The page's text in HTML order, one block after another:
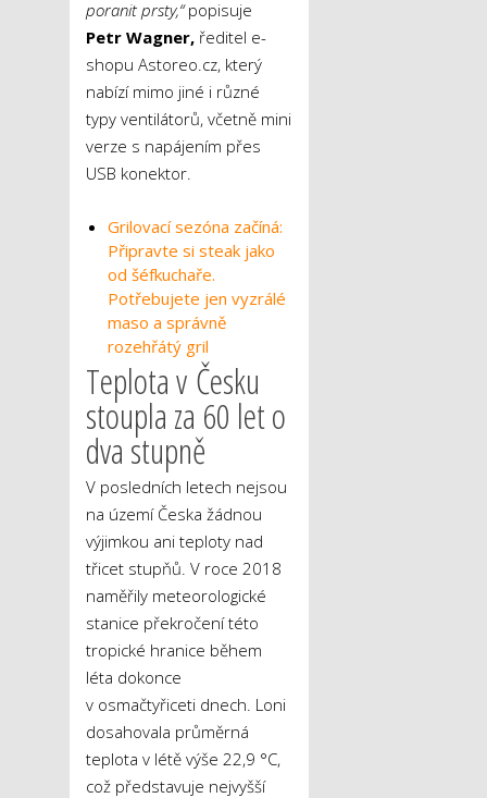
poranit prsty,“popisuje
Petr Wagner, ředitel e-
shopu Astoreo.cz, který
nabízí mimo jiné i různé
typy ventilátorů, včetně mini
verze s napájením přes
USB konektor.
Grilovací sezóna začíná:
Připravte si steak jako
od šéfkuchaře.
Potřebujete jen vyzrálé
maso a správně
rozehřátý gril
Teplota v Česku
stoupla za 60 let o
dva stupně
V posledních letech nejsou
na území Česka žádnou
výjimkou ani teploty nad
třicet stupňů. V roce 2018
naměřily meteorologické
stanice překročení této
tropické hranice během
léta dokonce
v osmačtyřiceti dnech. Loni
dosahovala průměrná
teplota v létě výše 22,9 °C,
což představuje nejvyšší